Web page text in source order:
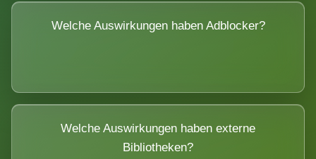
Welche Auswirkungen haben Adblocker?
Welche Auswirkungen haben externe
Bibliotheken?